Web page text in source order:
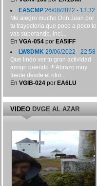
EA5CMP26/08/2022 - 13:32
Me alegro mucho Don Juan por
tu trayectoria que poco a poco te
vas superando, incl...
En VGA-054por EA5IFF
LW8DMK29/06/2022 - 22:58
Que lindo ver tu gran actividad
amigo querido !!! Abrazo muy
fuerte desde el otro...
En VGIB-024por EA6LU
VIDEODVGE AL AZAR